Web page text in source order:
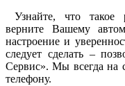
Узнайте, что такое
верните Вашему
настроение и
следует сделать –
Сервис». Мы всегда на
телефону.